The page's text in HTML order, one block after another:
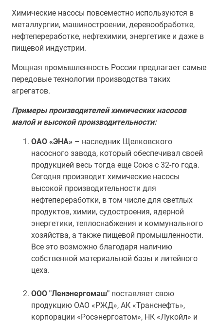
Химические насосы повсеместно используются в
металлургии, машиностроении, деревообработке,
нефтепереработке, нефтехимии, энергетике и даже в
пищевой индустрии.
Мощная промышленность России предлагает самые
передовые технологии производства таких
агрегатов.
Примеры производителей химических насосов
малой и высокой производительности:
ОАО «ЭНА» – наследник Щелковского
насосного завода, который обеспечивал своей
продукцией весь тогда еще Союз с 32-го года.
Сегодня производит химические насосы
высокой производительности для
нефтепереработки, в том числе для светлых
продуктов, химии, судостроения, ядерной
энергетики, теплоснабжения и коммунального
хозяйства, а также пищевой промышленности.
Все это возможно благодаря наличию
собственной материальной базы и литейного
цеха.
ООО "Ленэнергомаш" поставляет свою
продукцию ОАО «РЖД», АК «Транснефть»,
корпорации «Росэнергоатом», НК «Лукойл» и